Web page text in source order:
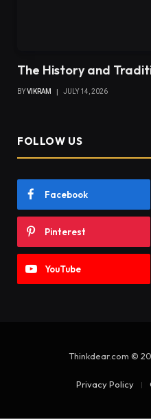
The History and
BYVIKRAM JULY 14, 2026
FOLLOW US
Facebook
Pinterest
YouTube
Thinkdear.com ©
Privacy Policy